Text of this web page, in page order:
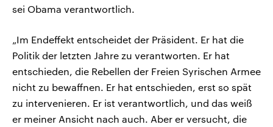
sei Obama verantwortlich.
„Im Endeffekt entscheidet der Präsident. Er hat die
Politik der letzten Jahre zu verantworten. Er hat
entschieden, die Rebellen der Freien Syrischen Armee
nicht zu bewaffnen. Er hat entschieden, erst so spät
zu intervenieren. Er ist verantwortlich, und das weiß
er meiner Ansicht nach auch. Aber er versucht, die